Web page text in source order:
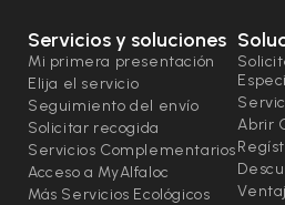
Servicios y soluciones
Mi primera presentación
Elija el servicio
Seguimiento del envío
Solicitar recogida
Servicios Complementarios
Acceso a MyAlfaloc
Más Servicios Ecológicos
Abrir